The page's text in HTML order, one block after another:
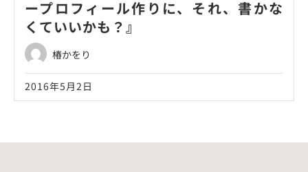
ープロフィール作りに、それ、書かな
くていいかも？』
椿かをり
2016年5月2日